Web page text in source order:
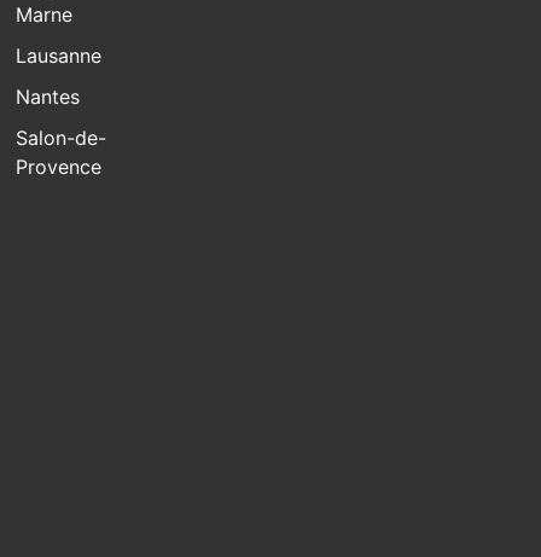
Marne
Lausanne
Nantes
Salon-de-
Provence